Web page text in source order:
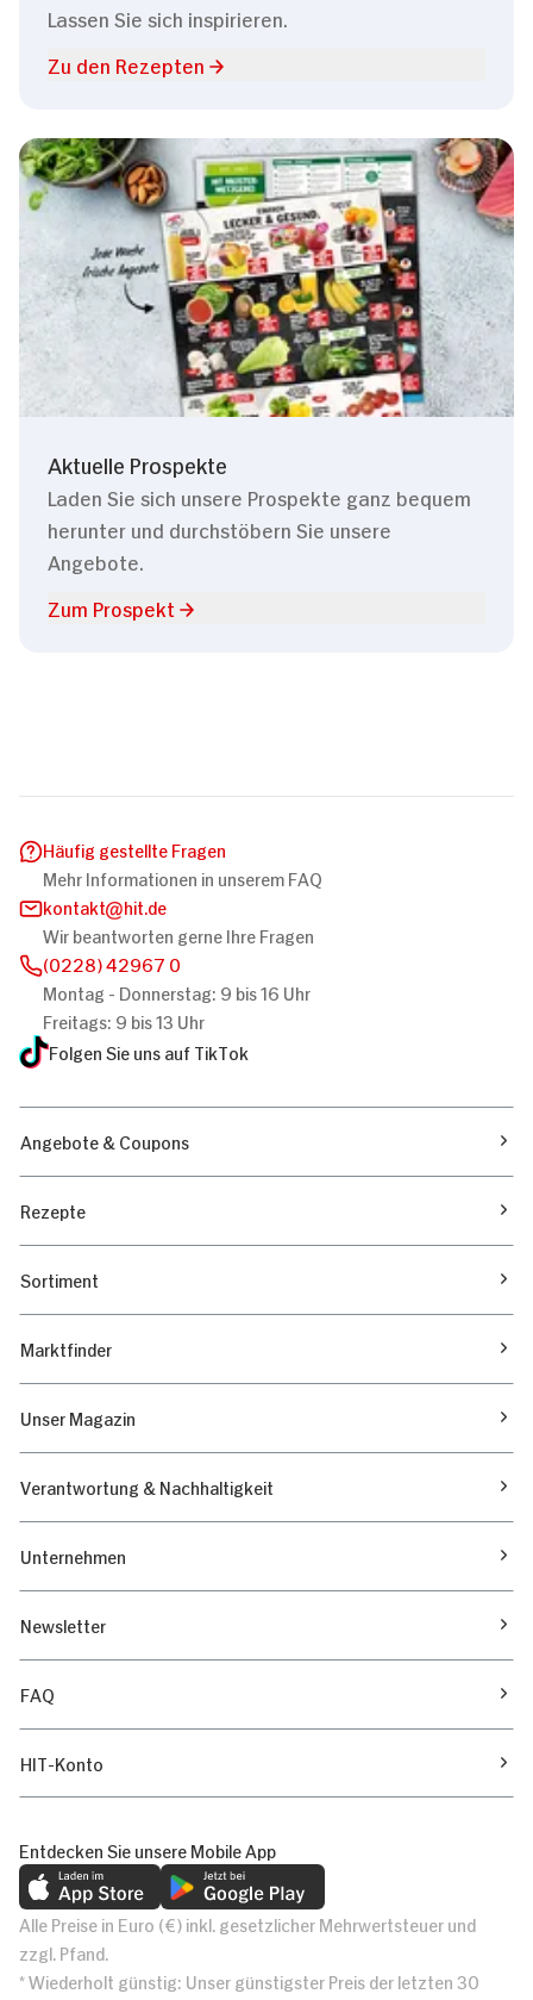
Lassen Sie sich inspirieren.
Zu den Rezepten
Aktuelle Prospekte
Laden Sie sich unsere Prospekte ganz bequem
herunter und durchstöbern Sie unsere
Angebote.
Zum Prospekt
Häufig gestellte Fragen
Mehr Informationen in unserem FAQ
kontakt
hit.de
Wir beantworten gerne Ihre Fragen
(0228) 42967 0
Montag - Donnerstag: 9 bis 16 Uhr
Freitags: 9 bis 13 Uhr
Folgen Sie uns auf TikTok
Angebote & Coupons
Rezepte
Sortiment
Marktfinder
Unser Magazin
Verantwortung & Nachhaltigkeit
Unternehmen
Newsletter
FAQ
HIT-Konto
Entdecken Sie unsere Mobile App
Alle Preise in Euro (€) inkl. gesetzlicher Mehrwertsteuer und
zzgl. Pfand.
* Wiederholt günstig: Unser günstigster Preis der letzten 30